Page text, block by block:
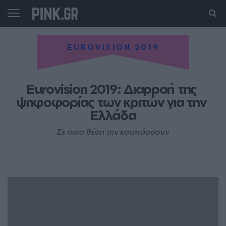
EUROVISION 2019
Eurovision 2019: Διαρροή της
ψηφοφορίας των κριτών για την
Ελλάδα
Σε ποια θέση την κατατάσσουν